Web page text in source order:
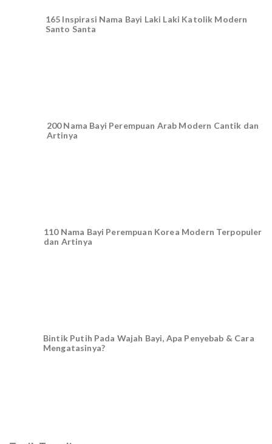
165 Inspirasi Nama Bayi Laki Laki Katolik Modern
Santo Santa
200 Nama Bayi Perempuan Arab Modern Cantik dan
Artinya
110 Nama Bayi Perempuan Korea Modern Terpopuler
dan Artinya
Bintik Putih Pada Wajah Bayi, Apa Penyebab & Cara
Mengatasinya?